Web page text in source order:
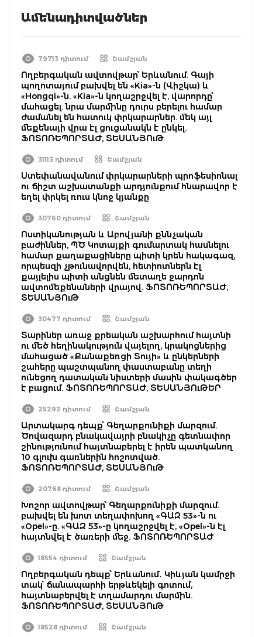
Ամենադիտվածներ
79713 դիտում Շամշյան
Ողբերգական ավտովթար՝ Երևանում. Գայի
պողոտայում բախվել են «Kia»-ն (Վիշկա) և
«Hongqi»-ն. «Kia»-ն կողաշրջվել է, վարորդը՝
մահացել. նրա մարմինը դուրս բերելու համար
ժամանել են հատուկ փրկարարներ. մեկ այլ
մեքենայի վրա էլ ցուցանակն է ընկել.
ՖՈՏՈՌԵՊՈՐՏԱԺ, ՏԵՍԱՆՅՈւԹ
31113 դիտում Շամշյան
Ստեփանավանում փրկարարների պրոֆեսիոնալ
ու ճիշտ աշխատանքի արդյունքում հնարավոր է
եղել փրկել ռուս կնոջ կյանքը
30760 դիտում Շամշյան
Ոստիկանության և Աբովյանի քննչական
բաժիններ, ՊԾ Կոտայքի գումարտակ հասնելու
համար քաղաքացիները պիտի կրեն հակագազ,
որպեսզի չթունավորվեն, հետիոտներն էլ
քայլելիս պիտի անցնեն մետաղե ջարդոն
ավտոմեքենաների վրայով. ՖՈՏՈՌԵՊՈՐՏԱԺ,
ՏԵՍԱՆՅՈւԹ
30477 դիտում Շամշյան
Տարիներ առաջ քրեական աշխարհում հայտնի
ու մեծ հեղինակություն վայելող, կրակոցներից
մահացած «Քանաքեռցի Տույի» և ընկերների
շահերը պաշտպանող փաստաբանը տեղի
ունեցող դատական նիստերի մասին փակագծեր
է բացում. ՖՈՏՈՌԵՊՈՐՏԱԺ, ՏԵՍԱՆՅՈւԹԵՐ
25292 դիտում Շամշյան
Արտակարգ դեպք՝ Գեղարքունիքի մարզում.
Ծովազարդ բնակավայրի բնակիչը գետնափոր
շինությունում հայտնաբերել է իրեն պատկանող
10 գլուխ գառներին հոշոտված.
ՖՈՏՈՌԵՊՈՐՏԱԺ, ՏԵՍԱՆՅՈւԹ
20768 դիտում Շամշյան
Խոշոր ավտովթար՝ Գեղարքունիքի մարզում.
բախվել են խոտ տեղափոխող «ԳԱԶ 53»-ն ու
«Opel»-ը. «ԳԱԶ 53»-ը կողաշրջվել է, «Opel»-ն էլ
հայտնվել է ծառերի մեջ. ՖՈՏՈՌԵՊՈՐՏԱԺ
18554 դիտում Շամշյան
Ողբերգական դեպք՝ Երևանում․ Կիևյան կամրջի
տակ՝ ճանապարհի երթևեկելի գոտում,
հայտնաբերվել է տղամարդու մարմին.
ՖՈՏՈՌԵՊՈՐՏԱԺ, ՏԵՍԱՆՅՈւԹ
18528 դիտում Շամշյան